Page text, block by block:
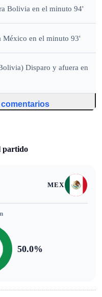
Bolivia en el minuto 94'
México en el minuto 93'
Disparo y afuera en
partido
MEX
50.0%